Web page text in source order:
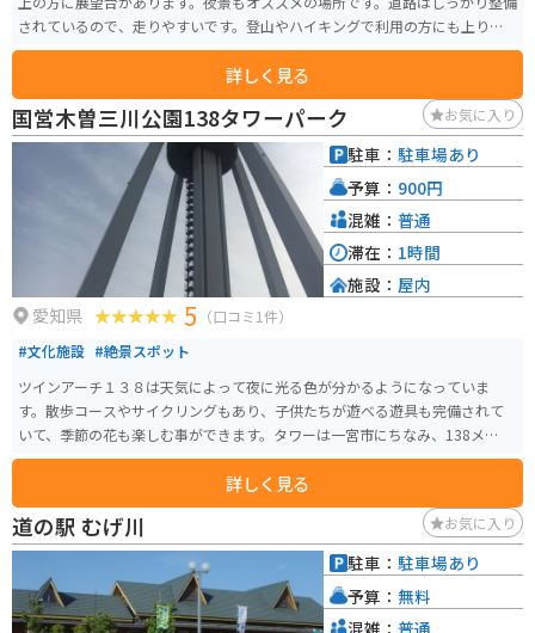
されているので、走りやすいです。登山やハイキングで利用の方にも上りや
すい山です。
詳しく見る
国営木曽三川公園138タワーパーク お気に入り
愛知県 5 （口コミ1件）
#文化施設 #絶景スポット
ツインアーチ１３８は天気によって夜に光る色が分かるようになっていま
す。散歩コースやサイクリングもあり、子供たちが遊べる遊具も完備されて
いて、季節の花も楽しむ事ができます。タワーは一宮市にちなみ、138メート
ルあります。
詳しく見る
駐車： 駐車場あり
予算： 900円
混雑： 普通
滞在： 1時間
施設： 屋内
道の駅 むげ川 お気に入り
駐車： 駐車場あり
予算： 無料
混雑： 普通